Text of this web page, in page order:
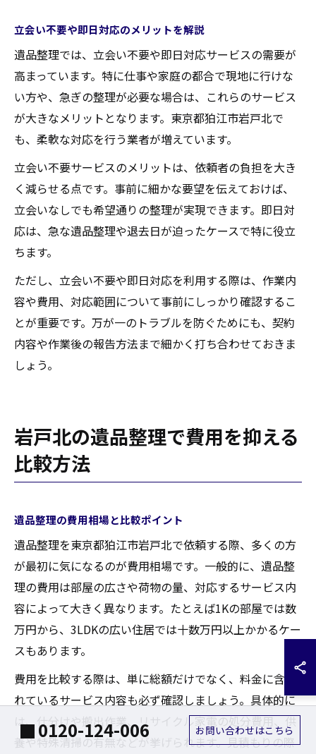
立会い不要や即日対応のメリットを解説
遺品整理では、立会い不要や即日対応サービスの需要が
高まっています。特に仕事や家庭の都合で現地に行けな
い方や、急ぎの整理が必要な場合は、これらのサービス
が大きなメリットとなります。東京都狛江市岩戸北で
も、柔軟な対応を行う業者が増えています。
立会い不要サービスのメリットは、依頼者の負担を大き
く減らせる点です。事前に細かな要望を伝えておけば、
立会いなしでも希望通りの整理が実現できます。即日対
応は、急な遺品整理や退去日が迫ったケースで特に役立
ちます。
ただし、立会い不要や即日対応を利用する際は、作業内
容や費用、対応範囲について事前にしっかり確認するこ
とが重要です。万が一のトラブルを防ぐためにも、契約
内容や作業後の報告方法まで細かく打ち合わせておきま
しょう。
岩戸北の遺品整理で費用を抑える
比較方法
遺品整理の費用相場と比較ポイント
遺品整理を東京都狛江市岩戸北で依頼する際、多くの方
が最初に気になるのが費用相場です。一般的に、遺品整
理の費用は部屋の広さや荷物の量、対応するサービス内
容によって大きく異なります。たとえば1Kの部屋では数
万円から、3LDKの広い住居では十数万円以上かかるケー
スもあります。
費用を比較する際は、単に総額だけでなく、料金に含ま
れているサービス内容も必ず確認しましょう。具体的に
は、仕分けや搬出作業、リサイクル家電の処分費用、供
養や特殊清掃の有無などが挙げられます。見積もりの際
0120-124-006 お問い合わせはこちら